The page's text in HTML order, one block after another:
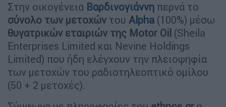
Στην οικογένεια Βαρδινογιάννη περνά το
σύνολο των μετοχών του Alpha (100%) μέσω
θυγατρικών εταιριών της Motor Oil (Sheila
Enterprises Limited και Nevine Holdings
Limited) που ήδη ελέγχουν την πλειοψηφία
των μετοχών του ραδιοτηλεοπτικό ομίλου
(50 + 2 μετοχές).